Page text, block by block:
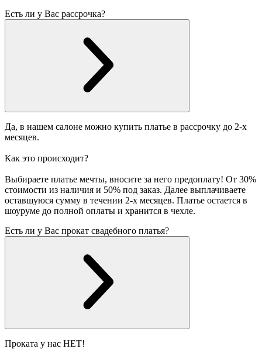
Есть ли у Вас рассрочка?
Да, в нашем салоне можно купить платье в рассрочку до 2-х
месяцев.
Как это происходит?
Выбираете платье мечты, вносите за него предоплату! От 30%
стоимости из наличия и 50% под заказ. Далее выплачиваете
оставшуюся сумму в течении 2-х месяцев. Платье остается в
шоуруме до полной оплаты и хранится в чехле.
Есть ли у Вас прокат свадебного платья?
Проката у нас НЕТ!